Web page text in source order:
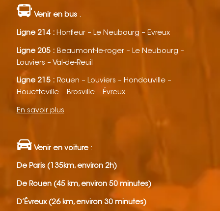
Venir en bus:
Ligne 214 : Honfleur – Le Neubourg – Evreux
Ligne 205 : Beaumont-le-roger – Le Neubourg –
Louviers – Val-de-Reuil
Ligne 215 : Rouen – Louviers – Hondouville –
Houetteville – Brosville – Évreux
En savoir plus
Venir en voiture:
De Paris (135km, environ 2h)
De Rouen (45 km, environ 50 minutes)
D’Évreux (26 km, environ 30 minutes)